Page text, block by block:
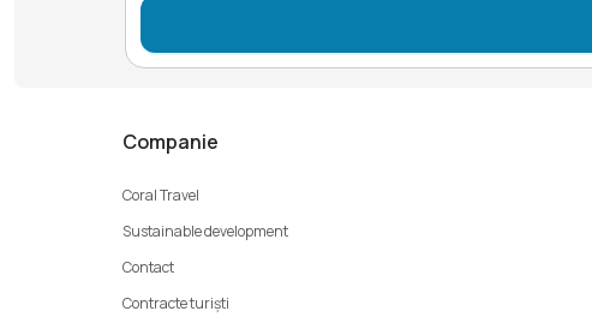
Companie
Coral Travel
Sustainable development
Contact
Contracte turiști